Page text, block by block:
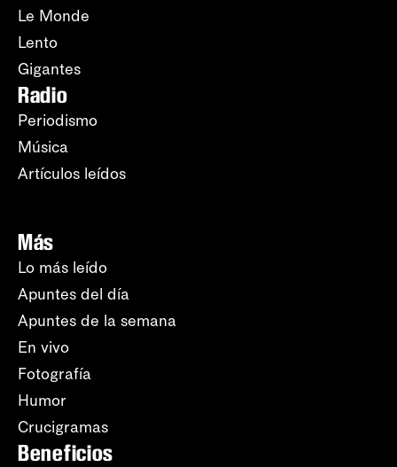
Le Monde
Lento
Gigantes
Radio
Periodismo
Música
Artículos leídos
Más
Lo más leído
Apuntes del día
Apuntes de la semana
En vivo
Fotografía
Humor
Crucigramas
Beneficios